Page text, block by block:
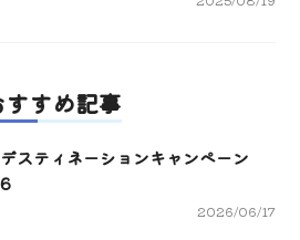
すすめ記事
スティネーションキャンペーン
2026/06/17